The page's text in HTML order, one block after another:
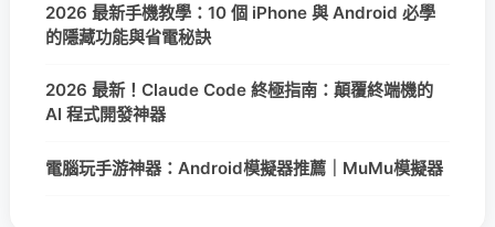
2026 最新手機教學：10 個 iPhone 與 Android 必學
的隱藏功能與省電秘訣
2026 最新！Claude Code 終極指南：顛覆終端機的
AI 程式開發神器
電腦玩手游神器：Android模擬器推薦｜MuMu模擬器